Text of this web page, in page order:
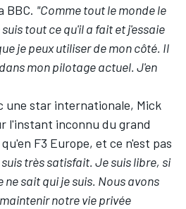
BBC. "Comme tout le monde le
tout ce qu'il a fait et j'essaie
je peux utiliser de mon côté. Il
mon pilotage actuel. J'en
une star internationale, Mick
l'instant inconnu du grand
F3 Europe, et ce n'est pas
suis très satisfait. Je suis libre, si
ne sait qui je suis. Nous avons
notre vie privée